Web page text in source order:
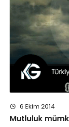
6 Ekim 2014
Mutluluk